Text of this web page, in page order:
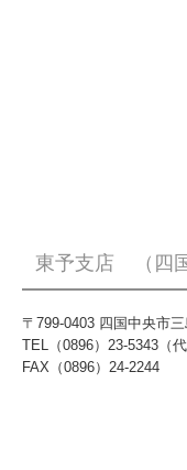
東予支店 （四
〒799-0403 四国中央市
TEL（0896）23-5343（代
FAX（0896）24-2244